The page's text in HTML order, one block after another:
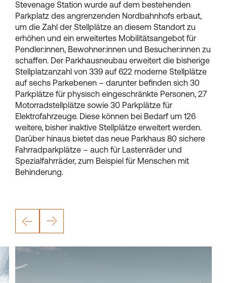
Stevenage Station wurde auf dem bestehenden
Parkplatz des angrenzenden Nordbahnhofs erbaut,
um die Zahl der Stellplätze an diesem Standort zu
erhöhen und ein erweitertes Mobilitätsangebot für
Pendler:innen, Bewohner:innen und Besucher:innen zu
schaffen. Der Parkhausneubau erweitert die bisherige
Stellplatzanzahl von 339 auf 622 moderne Stellplätze
auf sechs Parkebenen – darunter befinden sich 30
Parkplätze für physisch eingeschränkte Personen, 27
Motorradstellplätze sowie 30 Parkplätze für
Elektrofahrzeuge. Diese können bei Bedarf um 126
weitere, bisher inaktive Stellplätze erweitert werden.
Darüber hinaus bietet das neue Parkhaus 80 sichere
Fahrradparkplätze – auch für Lastenräder und
Spezialfahrräder, zum Beispiel für Menschen mit
Behinderung.